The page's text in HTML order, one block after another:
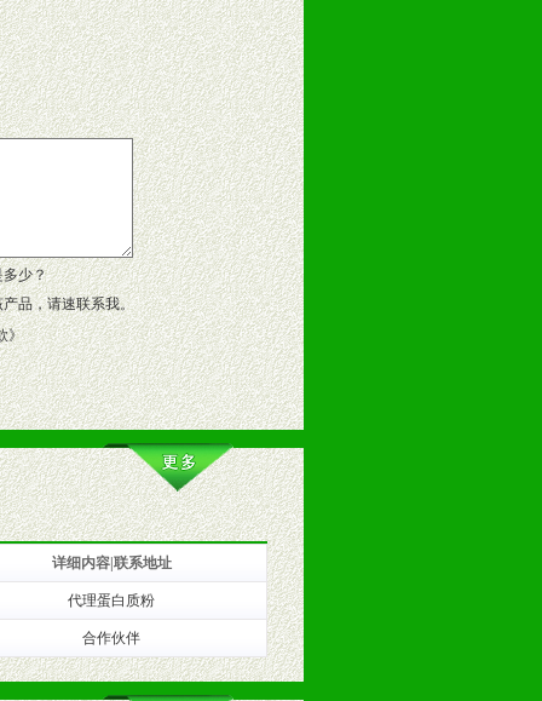
作手册、专柜咨询手册等各种市
多少？
品，请速联系我。
》
详细内容|联系地址
代理蛋白质粉
合作伙伴